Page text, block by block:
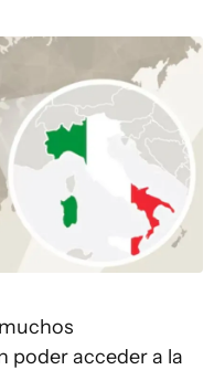
poder acceder a la